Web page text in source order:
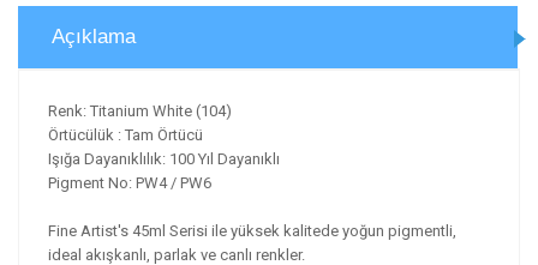
Açıklama
Renk: Titanium White (104)
Örtücülük : Tam Örtücü
Işığa Dayanıklılık: 100 Yıl Dayanıklı
Pigment No: PW4 / PW6
Fine Artist's 45ml Serisi ile yüksek kalitede yoğun pigmentli,
ideal akışkanlı, parlak ve canlı renkler.